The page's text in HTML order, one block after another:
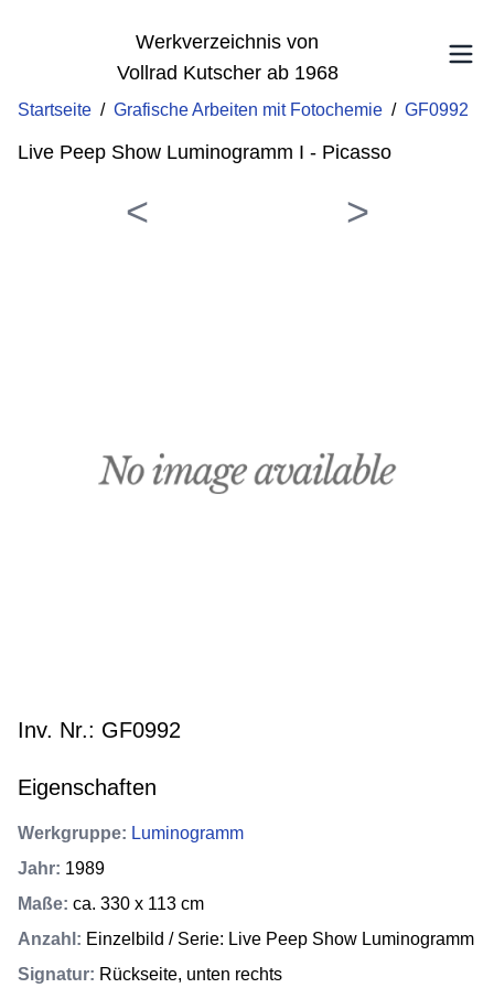
Werkverzeichnis von
Vollrad Kutscher ab 1968
Startseite / Grafische Arbeiten mit Fotochemie / GF0992
Live Peep Show Luminogramm I - Picasso
Inv. Nr.: GF0992
Eigenschaften
Werkgruppe: Luminogramm
Jahr: 1989
Maße: ca. 330 x 113 cm
Anzahl : Einzelbild / Serie: Live Peep Show Luminogramm
Signatur: Rückseite, unten rechts
< >